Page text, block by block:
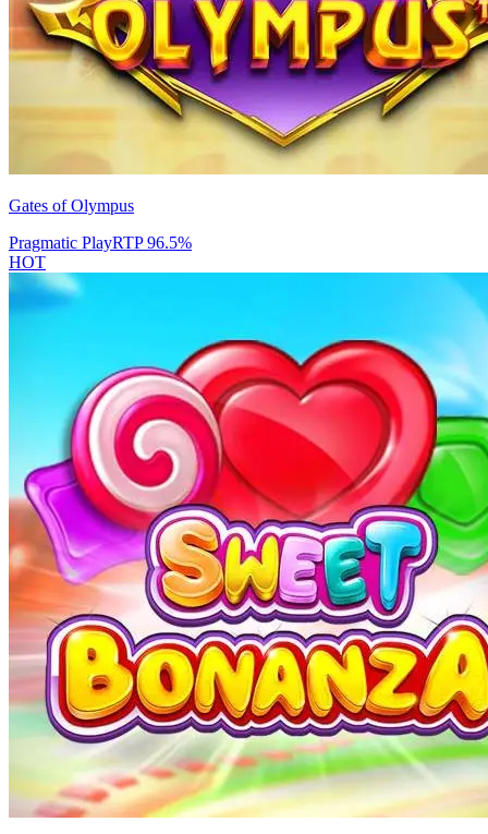
Gates of Olympus
Pragmatic PlayRTP96.5%
HOT